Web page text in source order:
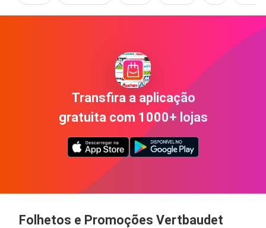
Transfira a aplicação
gratuita com 1000+ lojas
Folhetos e Promoções Vertbaudet